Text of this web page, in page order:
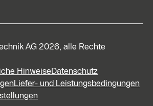
AG 2026, alle Rechte
HinweiseDatenschutz
Liefer- und Leistungsbedingungen